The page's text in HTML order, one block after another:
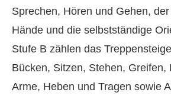
Sprechen, Hören und Gehen,
Hände und die selbstständige
Stufe B zählen das
Bücken, Sitzen, Stehen, Greifen,
Arme, Heben und Tragen sowie